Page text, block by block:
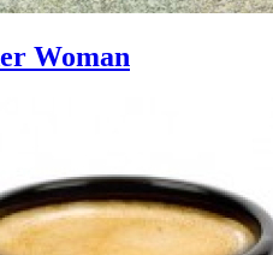
Woman